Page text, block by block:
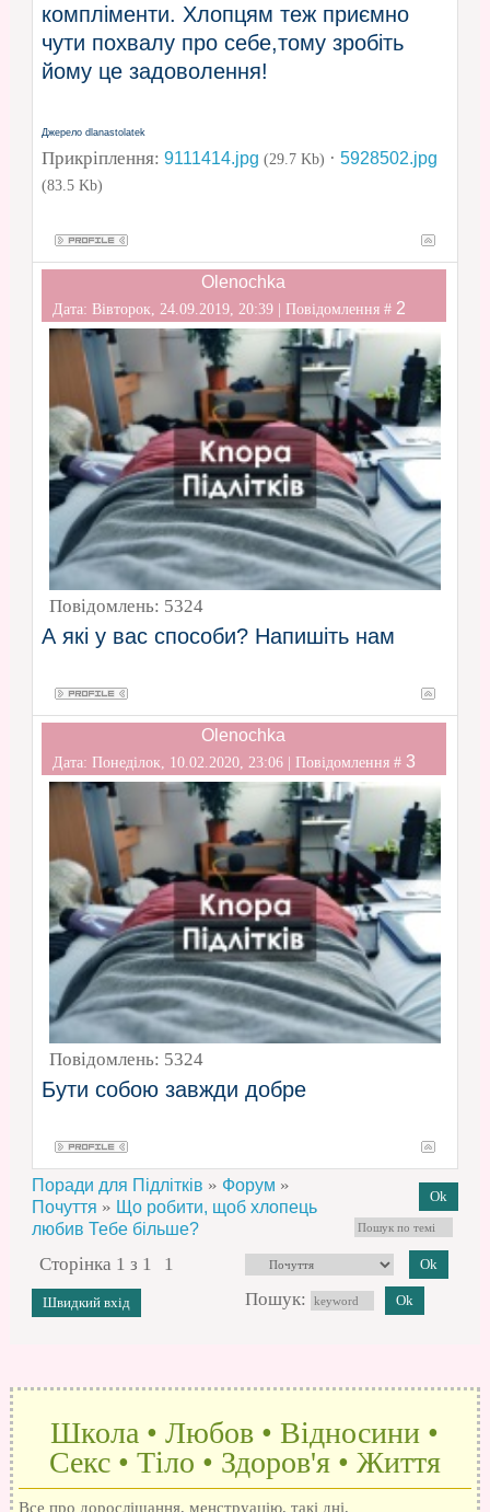
компліменти. Хлопцям теж приємно
чути похвалу про себе,тому зробіть
йому це задоволення!
Джерело dlanastolatek
Прикріплення: 9111414.jpg (29.7 Kb) · 5928502.jpg
(83.5 Kb)
Olenochka
Дата: Вівторок, 24.09.2019, 20:39 | Повідомлення # 2
Повідомлень: 5324
А які у вас способи? Напишіть нам
Olenochka
Дата: Понеділок, 10.02.2020, 23:06 | Повідомлення # 3
Повідомлень: 5324
Бути собою завжди добре
Поради для Підлітків » Форум »
Почуття » Що робити, щоб хлопець
любив Тебе більше?
Сторінка 1 з 1
1
Пошук:
Школа • Любов • Відносини •
Секс • Тіло • Здоров'я • Життя
Все про дорослішання, менструацію, такі дні,